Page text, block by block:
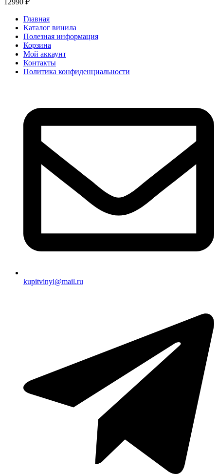
Главная
Каталог винила
Полезная информация
Корзина
Мой аккаунт
Контакты
Политика конфиденциальности
kupitvinyl@mail.ru